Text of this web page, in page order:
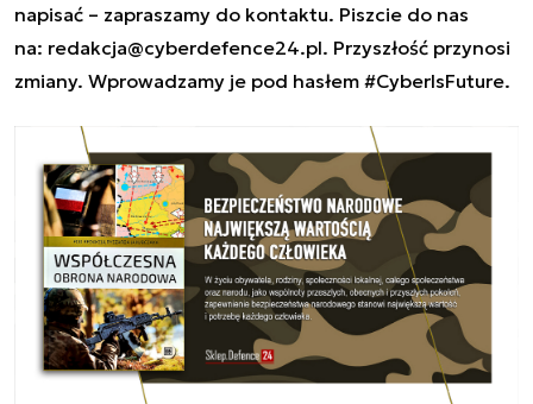
napisać – zapraszamy do kontaktu. Piszcie do nas
na: redakcja@cyberdefence24.pl. Przyszłość przynosi
zmiany. Wprowadzamy je pod hasłem #CyberIsFuture.